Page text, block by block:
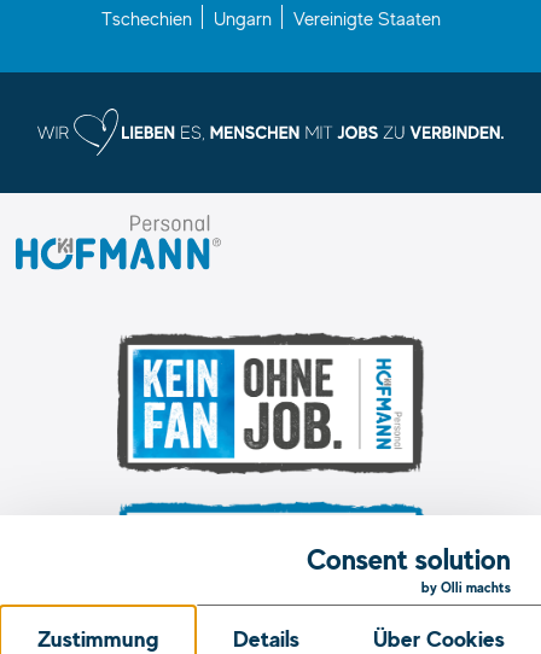
Tschechien
Ungarn Vereinigte Staaten
K.
Consent solution
by Olli machts
Zustimmung Details Über Cookies